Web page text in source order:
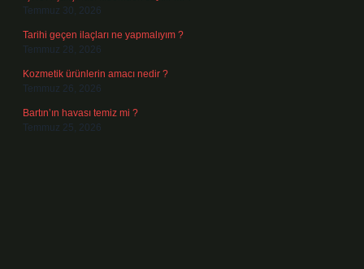
Temmuz 30, 2026
Tarihi geçen ilaçları ne yapmalıyım ?
Temmuz 28, 2026
Kozmetik ürünlerin amacı nedir ?
Temmuz 26, 2026
Bartın’ın havası temiz mi ?
Temmuz 25, 2026